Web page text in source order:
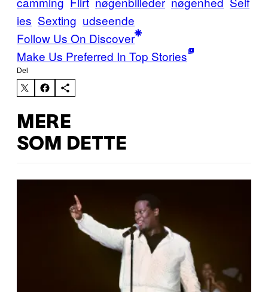
ies Sexting udseende
Follow Us On Discover
Make Us Preferred In Top Stories
Del
MERE
SOM DETTE